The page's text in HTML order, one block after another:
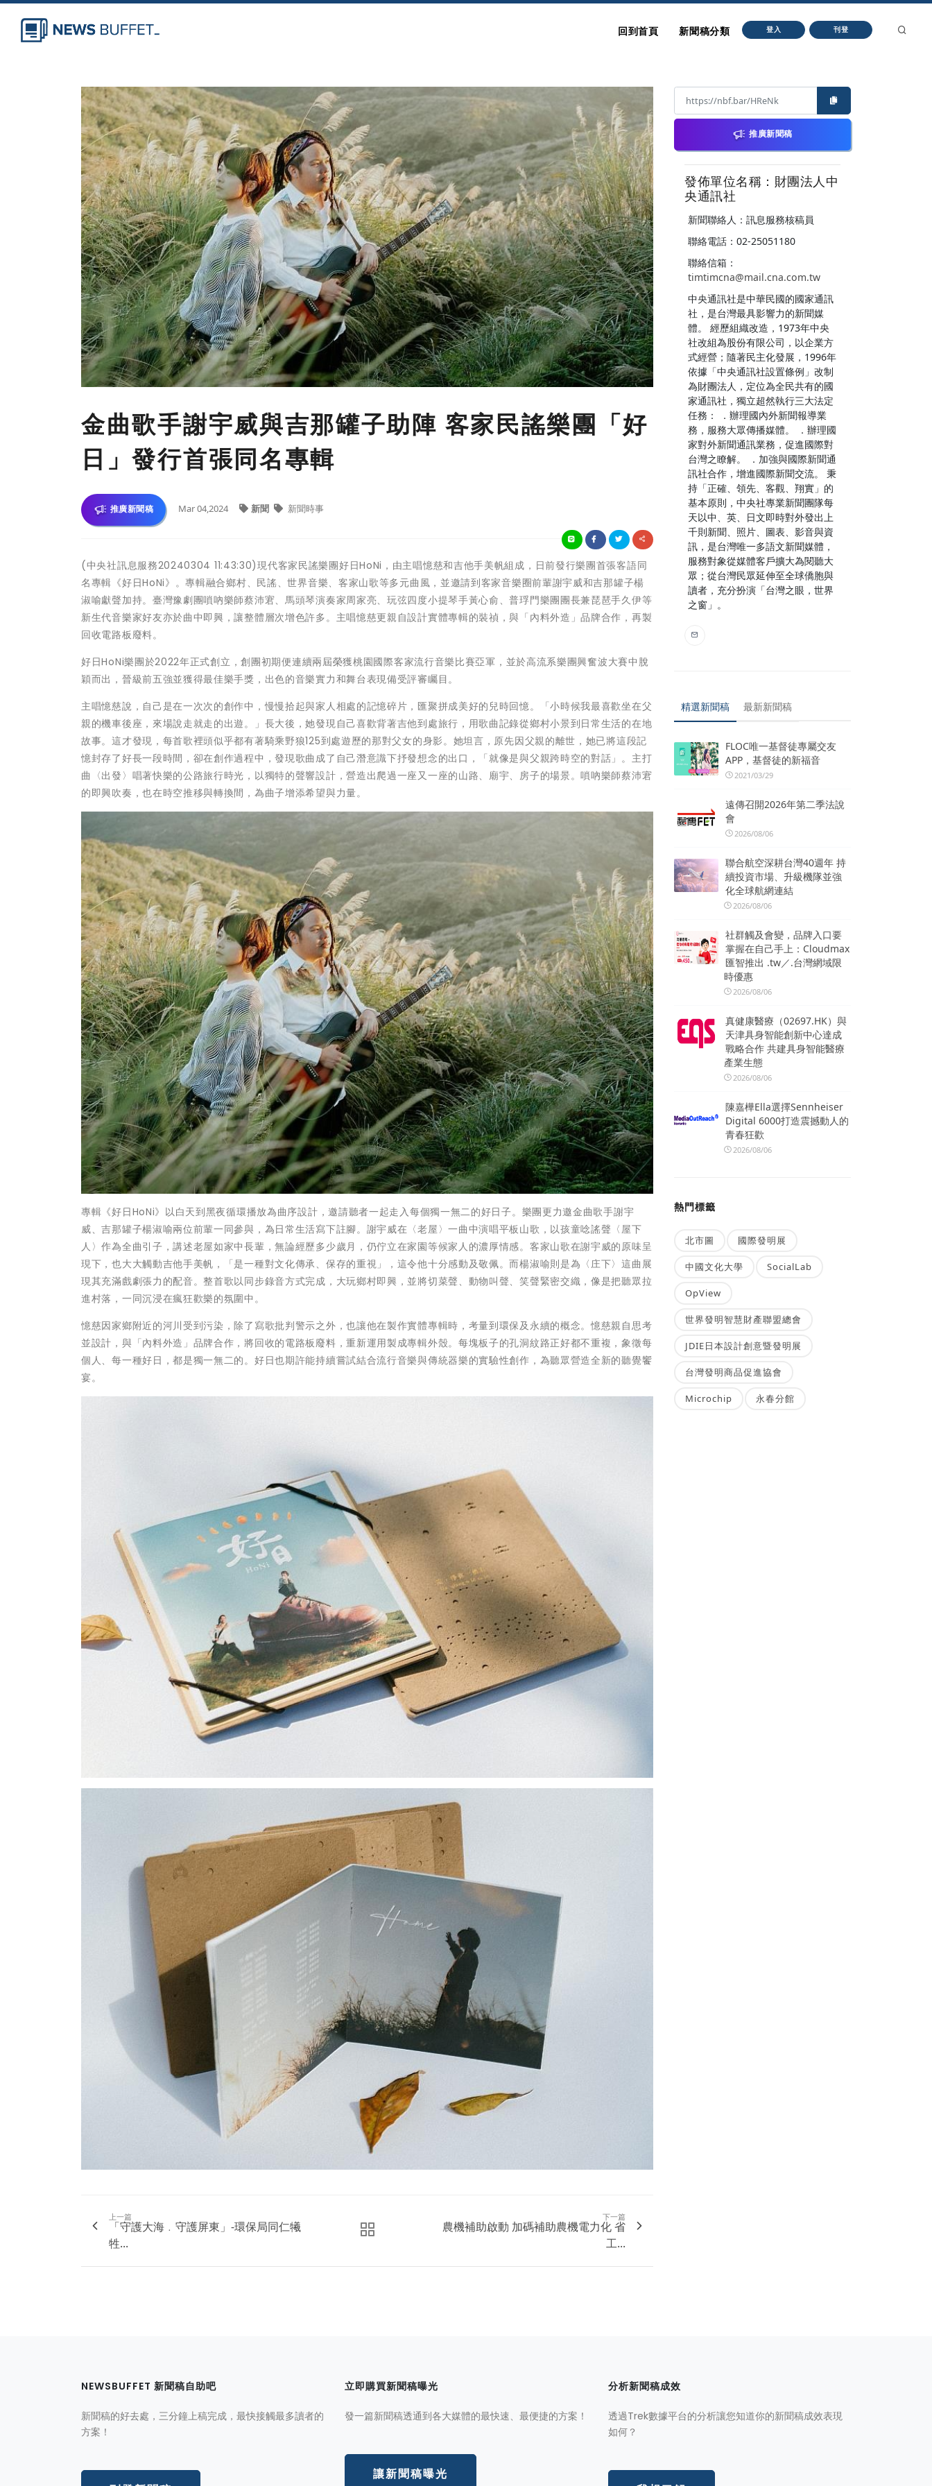
回到首頁 新聞稿分類 登入 刊登
金曲歌手謝宇威與吉那罐子助陣 客家民謠樂團「好
日」發行首張同名專輯
推廣新聞稿 Mar 04,2024 新聞 新聞時事
(中央社訊息服務20240304 11:43:30)現代客家民謠樂團好日HoNi，由主唱憶慈和吉他手美帆組成，日前發行樂團首張客語同
名專輯《好日HoNi》。專輯融合鄉村、民謠、世界音樂、客家山歌等多元曲風，並邀請到客家音樂圈前輩謝宇威和吉那罐子楊
淑喻獻聲加持。臺灣豫劇團嗩吶樂師蔡沛宭、馬頭琴演奏家周家亮、玩弦四度小提琴手黃心俞、普琈門樂團團長兼琵琶手久伊等
新生代音樂家好友亦於曲中即興，讓整體層次增色許多。主唱憶慈更親自設計實體專輯的裝禎，與「內料外造」品牌合作，再製
回收電路板廢料。
好日HoNi樂團於2022年正式創立，創團初期便連續兩屆榮獲桃園國際客家流行音樂比賽亞軍，並於高流系樂團興奮波大賽中脫
穎而出，晉級前五強並獲得最佳樂手獎，出色的音樂實力和舞台表現備受評審矚目。
主唱憶慈說，自己是在一次次的創作中，慢慢拾起與家人相處的記憶碎片，匯聚拼成美好的兒時回憶。「小時候我最喜歡坐在父
親的機車後座，來場說走就走的出遊。」長大後，她發現自己喜歡背著吉他到處旅行，用歌曲記錄從鄉村小景到日常生活的在地
故事。這才發現，每首歌裡頭似乎都有著騎乘野狼125到處遊歷的那對父女的身影。她坦言，原先因父親的離世，她已將這段記
憶封存了好長一段時間，卻在創作過程中，發現歌曲成了自己潛意識下抒發想念的出口，「就像是與父親跨時空的對話」。主打
曲〈出發〉唱著快樂的公路旅行時光，以獨特的聲響設計，營造出爬過一座又一座的山路、廟宇、房子的場景。嗩吶樂師蔡沛宭
的即興吹奏，也在時空推移與轉換間，為曲子增添希望與力量。
專輯《好日HoNi》以白天到黑夜循環播放為曲序設計，邀請聽者一起走入每個獨一無二的好日子。樂團更力邀金曲歌手謝宇
威、吉那罐子楊淑喻兩位前輩一同參與，為日常生活寫下註腳。謝宇威在〈老屋〉一曲中演唱平板山歌，以孩童唸謠聲〈屋下
人〉作為全曲引子，講述老屋如家中長輩，無論經歷多少歲月，仍佇立在家園等候家人的濃厚情感。客家山歌在謝宇威的原味呈
現下，也大大觸動吉他手美帆，「是一種對文化傳承、保存的重視」，這令他十分感動及敬佩。而楊淑喻則是為〈庄下〉這曲展
現其充滿戲劇張力的配音。整首歌以同步錄音方式完成，大玩鄉村即興，並將切菜聲、動物叫聲、笑聲緊密交織，像是把聽眾拉
進村落，一同沉浸在瘋狂歡樂的氛圍中。
憶慈因家鄉附近的河川受到污染，除了寫歌批判警示之外，也讓他在製作實體專輯時，考量到環保及永續的概念。憶慈親自思考
並設計，與「內料外造」品牌合作，將回收的電路板廢料，重新運用製成專輯外殼。每塊板子的孔洞紋路正好都不重複，象徵每
個人、每一種好日，都是獨一無二的。好日也期許能持續嘗試結合流行音樂與傳統器樂的實驗性創作，為聽眾營造全新的聽覺饗
宴。
上一篇
「守護大海﹒守護屏東」-環保局同仁犧
牲...
下一篇
農機補助啟動 加碼補助農機電力化 省
工...
推廣新聞稿
發佈單位名稱：財團法人中
央通訊社
新聞聯絡人：訊息服務核稿員
聯絡電話：02-25051180
聯絡信箱：
timtimcna@mail.cna.com.tw
中央通訊社是中華民國的國家通訊
社，是台灣最具影響力的新聞媒
體。 經歷組織改造，1973年中央
社改組為股份有限公司，以企業方
式經營；隨著民主化發展，1996年
依據「中央通訊社設置條例」改制
為財團法人，定位為全民共有的國
家通訊社，獨立超然執行三大法定
任務： ．辦理國內外新聞報導業
務，服務大眾傳播媒體。 ．辦理國
家對外新聞通訊業務，促進國際對
台灣之瞭解。 ．加強與國際新聞通
訊社合作，增進國際新聞交流。 秉
持「正確、領先、客觀、翔實」的
基本原則，中央社專業新聞團隊每
天以中、英、日文即時對外發出上
千則新聞、照片、圖表、影音與資
訊，是台灣唯一多語文新聞媒體，
服務對象從媒體客戶擴大為閱聽大
眾；從台灣民眾延伸至全球僑胞與
讀者，充分扮演「台灣之眼，世界
之窗」。
精選新聞稿 最新新聞稿
FLOC唯一基督徒專屬交友
APP，基督徒的新福音
2021/03/29
遠傳召開2026年第二季法說
會
2026/08/06
聯合航空深耕台灣40週年 持
續投資市場、升級機隊並強
化全球航網連結
2026/08/06
社群觸及會變，品牌入口要
掌握在自己手上：Cloudmax
匯智推出 .tw／.台灣網域限
時優惠
2026/08/06
真健康醫療（02697.HK）與
天津具身智能創新中心達成
戰略合作 共建具身智能醫療
產業生態
2026/08/06
陳嘉樺Ella選擇Sennheiser
Digital 6000打造震撼動人的
青春狂歡
2026/08/06
熱門標籤
北市圖 國際發明展
中國文化大學 SocialLab
OpView
世界發明智慧財產聯盟總會
JDIE日本設計創意暨發明展
台灣發明商品促進協會
Microchip 永春分館
NEWSBUFFET 新聞稿自助吧
新聞稿的好去處，三分鐘上稿完成，最快接觸最多讀者的
方案！
立即購買新聞稿曝光
發一篇新聞稿透通到各大媒體的最快速、最便捷的方案！
讓新聞稿曝光
分析新聞稿成效
透過Trek數據平台的分析讓您知道你的新聞稿成效表現
如何？